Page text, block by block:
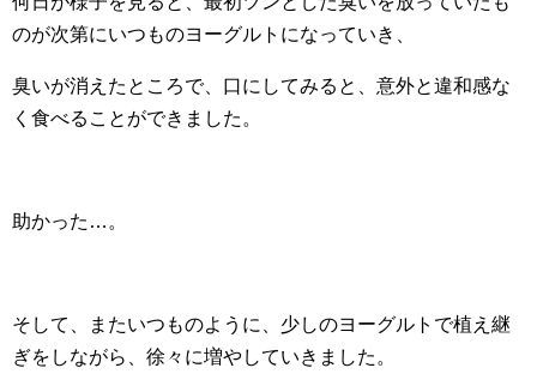
のが次第にいつものヨーグルトになっていき、
臭いが消えたところで、口にしてみると、意外と違和感な
く食べることができました。
助かった…。
そして、またいつものように、少しのヨーグルトで植え継
ぎをしながら、徐々に増やしていきました。